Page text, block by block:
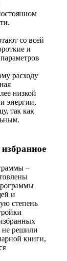
со всей
и
расходу
низкой
энергии,
так как
–
и
степень
не решили
книги,